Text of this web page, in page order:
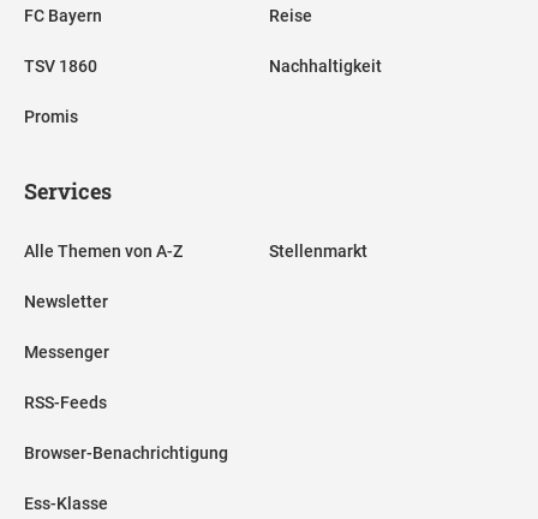
FC Bayern
TSV 1860
Promis
Reise
Nachhaltigkeit
Services
Alle Themen von A-Z
Newsletter
Messenger
RSS-Feeds
Browser-Benachrichtigung
Ess-Klasse
Stellenmarkt